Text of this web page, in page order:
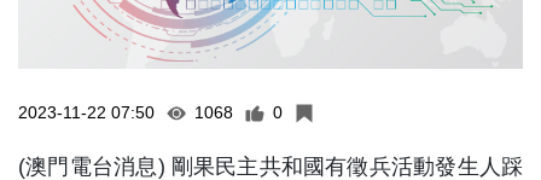
2023-11-22 07:50 1068 0
(澳門電台消息) 剛果民主共和國有徵兵活動發生人踩